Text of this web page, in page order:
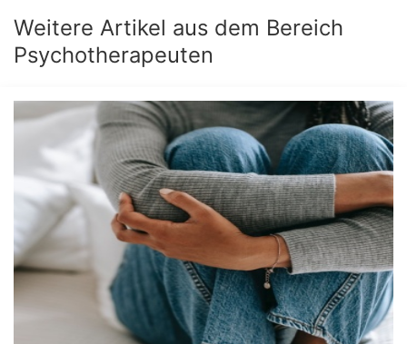
Weitere Artikel aus dem Bereich
Psychotherapeuten